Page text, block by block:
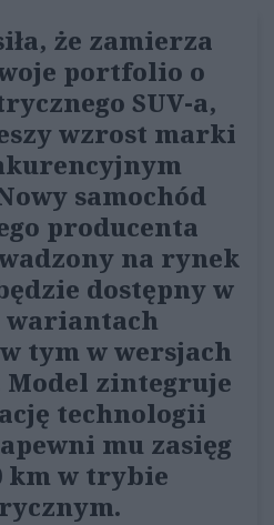
że zamierza
portfolio o
SUV-a,
wzrost marki
samochód
producenta
na rynek
dostępny w
wariantach
tym w wersjach
Model zintegruje
technologii
mu zasięg
km w trybie